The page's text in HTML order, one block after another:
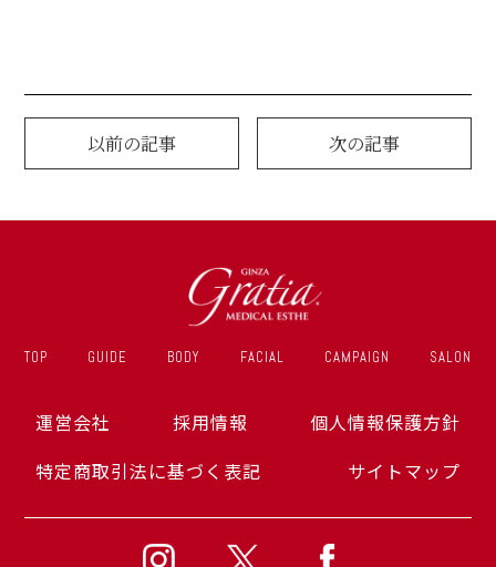
以前の記事 次の記事
TOP GUIDE BODY FACIAL CAMPAIGN SALON
運営会社 採用情報
個人情報保護方針
特定商取引法に基づく表記
サイトマップ